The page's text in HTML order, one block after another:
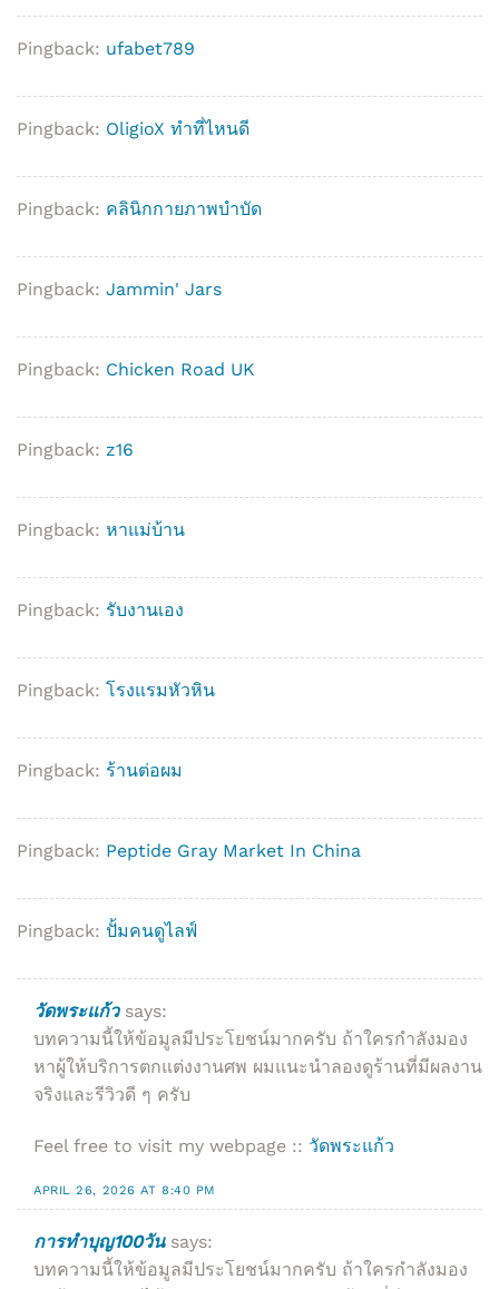
Pingback: ufabet789
Pingback: OligioX ทำที่ไหนดี
Pingback: คลินิกกายภาพบำบัด
Pingback: Jammin' Jars
Pingback: Chicken Road UK
Pingback: z16
Pingback: หาแม่บ้าน
Pingback: รับงานเอง
Pingback: โรงแรมหัวหิน
Pingback: ร้านต่อผม
Pingback: Peptide Gray Market In China
Pingback: ปั้มคนดูไลฟ์
วัดพระแก้ว says:
บทความนี้ให้ข้อมูลมีประโยชน์มากครับ ถ้าใครกำลังมอง
หาผู้ให้บริการตกแต่งงานศพ ผมแนะนำลองดูร้านที่มีผลงาน
จริงและรีวิวดี ๆ ครับ
Feel free to visit my webpage :: วัดพระแก้ว
APRIL 26, 2026 AT 8:40 PM
การทำบุญ100วัน says:
บทความนี้ให้ข้อมูลมีประโยชน์มากครับ ถ้าใครกำลังมอง